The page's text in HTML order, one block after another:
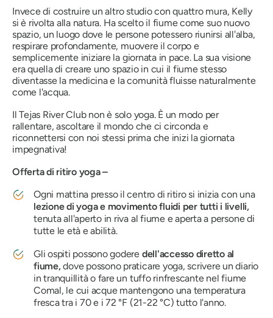
Invece di costruire un altro studio con quattro mura, Kelly
si è rivolta alla natura. Ha scelto il fiume come suo nuovo
spazio, un luogo dove le persone potessero riunirsi all'alba,
respirare profondamente, muovere il corpo e
semplicemente iniziare la giornata in pace. La sua visione
era quella di creare uno spazio in cui il fiume stesso
diventasse la medicina e la comunità fluisse naturalmente
come l'acqua.
Il Tejas River Club non è solo yoga. È un modo per
rallentare, ascoltare il mondo che ci circonda e
riconnettersi con noi stessi prima che inizi la giornata
impegnativa!
Offerta di ritiro yoga –
Ogni mattina presso il centro di ritiro si inizia con una
lezione di yoga e movimento fluidi per tutti i livelli,
tenuta all'aperto in riva al fiume e aperta a persone di
tutte le età e abilità.
Gli ospiti possono godere dell'accesso diretto al
fiume,dove possono praticare yoga, scrivere un diario
in tranquillità o fare un tuffo rinfrescante nel fiume
Comal, le cui acque mantengono una temperatura
fresca tra i 70 e i 72 °F (21-22 °C) tutto l'anno.